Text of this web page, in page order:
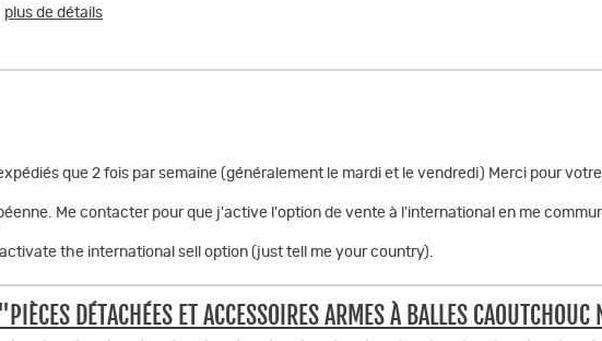
plus de détails
expédiés que 2 fois par semaine (généralement le mardi et le vendredi) Merci pour
Me contacter pour que j'active l'option de vente à l'international en me
the international sell option (just tell me your country).
"PIÈCES DÉTACHÉES ET ACCESSOIRES ARMES À BALLES